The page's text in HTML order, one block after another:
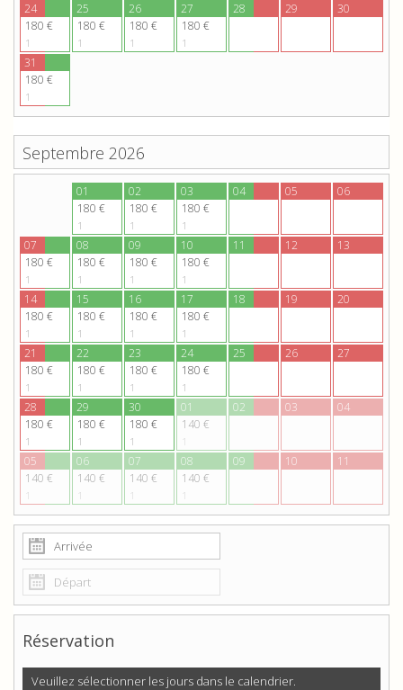
24
180 €
1
25
180 €
1
26
180 €
1
27
180 €
1
28 29 30
31
180 €
1
Septembre 2026
01
180 €
1
02
180 €
1
03
180 €
1
04 05 06
07
180 €
1
08
180 €
1
09
180 €
1
10
180 €
1
11 12 13
14
180 €
1
15
180 €
1
16
180 €
1
17
180 €
1
18 19 20
21
180 €
1
22
180 €
1
23
180 €
1
24
180 €
1
25 26 27
28
180 €
1
29
180 €
1
30
180 €
1
01
140 €
1
02 03 04
05
140 €
1
06
140 €
1
07
140 €
1
08
140 €
1
09 10 11
Réservation
Veuillez sélectionner les jours dans le calendrier.